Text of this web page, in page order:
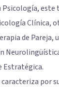
Psicología,
Clínica,
de Pareja,
Estratégica.
caracteriza por